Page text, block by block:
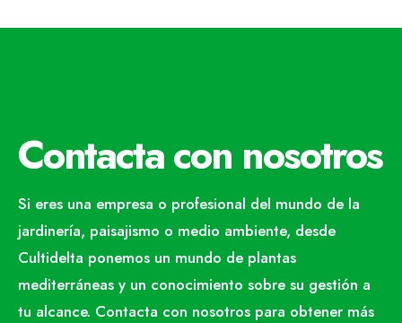
Contacta con nosotros
Si eres una empresa o profesional del mundo de la
jardinería, paisajismo o medio ambiente, desde
Cultidelta ponemos un mundo de plantas
mediterráneas y un conocimiento sobre su gestión a
tu alcance. Contacta con nosotros para obtener más